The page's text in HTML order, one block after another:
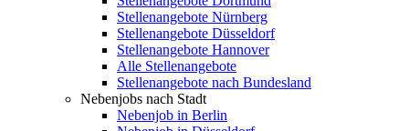
Stellenangebote Nürnberg
Stellenangebote Düsseldorf
Stellenangebote Hannover
Alle Stellenangebote
Stellenangebote nach Bundesland
Nebenjobs nach Stadt
Nebenjob in Berlin